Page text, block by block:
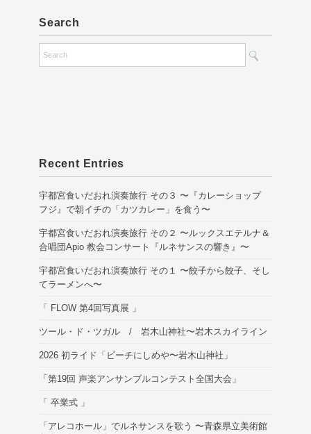
Search
Recent Entries
宇都宮食いだおれ演奏旅行 その３ 〜『カレーショップ
フジ』で朝イチの「カツカレー」を食う〜
宇都宮食いだおれ演奏旅行 その２ 〜ルックスエテルナ＆
合唱団Apio 教会コンサート『ルネサンスの響き』〜
宇都宮食いだおれ演奏旅行 その１ 〜餃子から餃子、そし
てラーメンへ〜
「 FLOW 第4回写真展 」
ツール・ド・ツガル / 岩木山神社〜岩木スカイライン
2026 初ライド「ビーチにしめや〜岩木山神社」
「第19回 声楽アンサンブルコンテスト全国大会」
「 卒業式 」
「アレコホール」でルネサンスを歌う 〜青森県立美術館